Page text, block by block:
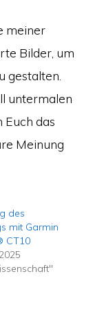
meiner
Bilder, um
gestalten.
untermalen
Euch das
Meinung
des
mit Garmin
CT10